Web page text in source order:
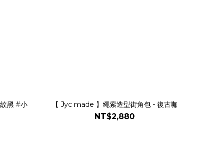
黑 #小 【 Jyc made 】繩索造型街角包 - 復古咖
NT$2,880